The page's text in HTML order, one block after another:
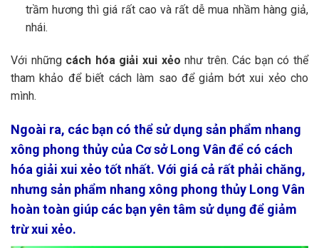
trầm hương thì giá rất cao và rất dễ mua nhầm hàng giả,
nhái.
Với những cách hóa giải xui xẻo như trên. Các bạn có thể
tham khảo để biết cách làm sao để giảm bớt xui xẻo cho
mình.
Ngoài ra, các bạn có thể sử dụng sản phẩm nhang
xông phong thủy của Cơ sở Long Vân để có cách
hóa giải xui xẻo tốt nhất. Với giá cả rất phải chăng,
nhưng sản phẩm nhang xông phong thủy Long Vân
hoàn toàn giúp các bạn yên tâm sử dụng để giảm
trừ xui xẻo.